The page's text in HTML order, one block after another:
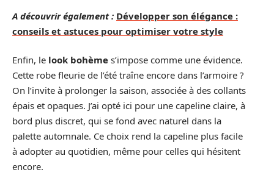
A découvrir également : Développer son élégance :
conseils et astuces pour optimiser votre style
Enfin, le look bohème s’impose comme une évidence.
Cette robe fleurie de l’été traîne encore dans l’armoire ?
On l’invite à prolonger la saison, associée à des collants
épais et opaques. J’ai opté ici pour une capeline claire, à
bord plus discret, qui se fond avec naturel dans la
palette automnale. Ce choix rend la capeline plus facile
à adopter au quotidien, même pour celles qui hésitent
encore.